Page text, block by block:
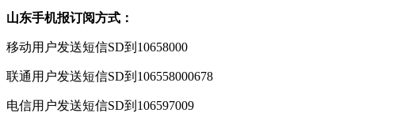
山东手机报订阅方式：
移动用户发送短信SD到10658000
联通用户发送短信SD到106558000678
电信用户发送短信SD到106597009